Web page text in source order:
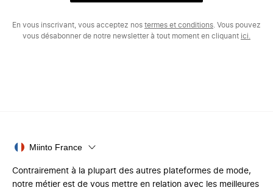
En vous inscrivant, vous acceptez nos termes et conditions . Vous pouvez
vous désabonner de notre newsletter à tout moment en cliquant ici.
Miinto France
Contrairement à la plupart des autres plateformes de mode,
notre métier est de vous mettre en relation avec les meilleures